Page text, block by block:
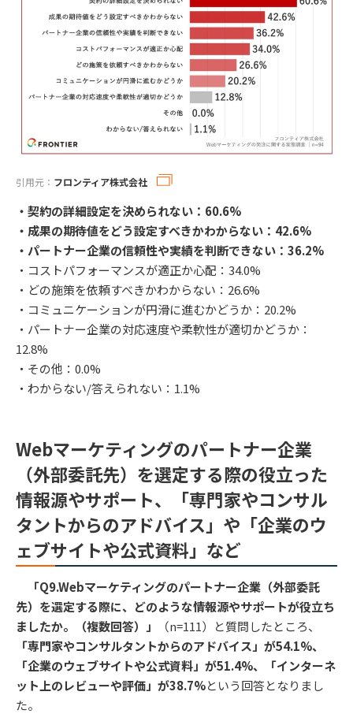
引用元： フロンティア株式会社
・契約の詳細設定を決められない：60.6%
・成果の期待値をどう設定すべきかわからない：42.6%
・パートナー企業の信頼性や実績を判断できない：36.2%
・コストパフォーマンスが適正か心配：34.0%
・どの施策を依頼すべきかわからない：26.6%
・コミュニケーションが円滑に進むかどうか：20.2%
・パートナー企業の対応速度や柔軟性が適切かどうか：
12.8%
・その他：0.0%
・わからない/答えられない：1.1%
Webマーケティングのパートナー企業
（外部委託先）を選定する際の役立った
情報源やサポート、「専門家やコンサル
タントからのアドバイス」や「企業のウ
ェブサイトや公式資料」など
「Q9.Webマーケティングのパートナー企業（外部委託
先）を選定する際に、どのような情報源やサポートが役立ち
ましたか。（複数回答）」
（n=111）と質問したところ、
「専門家やコンサルタントからのアドバイス」が54.1%、
「企業のウェブサイトや公式資料」が51.4%、「インターネ
ット上のレビューや評価」が38.7%という回答となりまし
た。